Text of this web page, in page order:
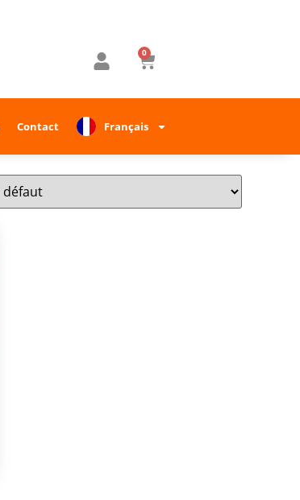
0
Contact Français